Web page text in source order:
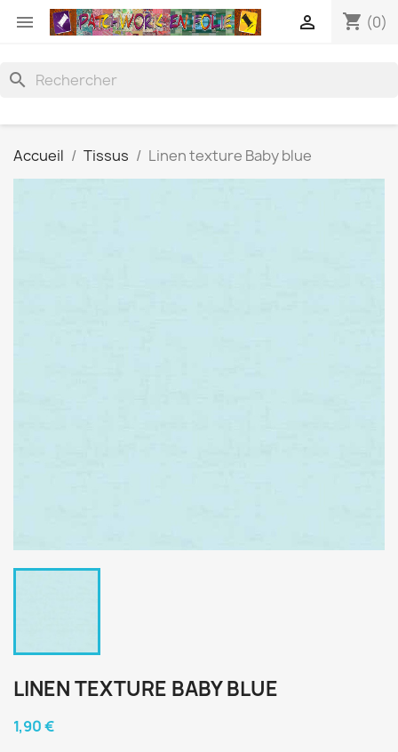
 shopping_cart (0)

search
Accueil Tissus Linen texture Baby blue
LINEN TEXTURE BABY BLUE
1,90 €